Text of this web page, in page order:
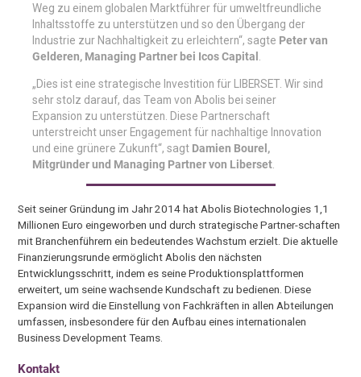
Weg zu einem globalen Marktführer für umweltfreundliche
Inhaltsstoffe zu unterstützen und so den Übergang der
Industrie zur Nachhaltigkeit zu erleichtern“, sagte Peter van
Gelderen, Managing Partner bei Icos Capital
„Dies ist eine strategische Investition für LIBERSET. Wir sind
sehr stolz darauf, das Team von Abolis bei seiner
Expansion zu unterstützen. Diese Partnerschaft
unterstreicht unser Engagement für nachhaltige Innovation
und eine grünere Zukunft“, sagt Damien Bourel,
Mitgründer und Managing Partner von Liberset
Seit seiner Gründung im Jahr 2014 hat Abolis Biotechnologies 1,1
Millionen Euro eingeworben und durch strategische Partner-schaften
mit Branchenführern ein bedeutendes Wachstum erzielt. Die aktuelle
Finanzierungsrunde ermöglicht Abolis den nächsten
Entwicklungsschritt, indem es seine Produktionsplattformen
erweitert, um seine wachsende Kundschaft zu bedienen. Diese
Expansion wird die Einstellung von Fachkräften in allen Abteilungen
umfassen, insbesondere für den Aufbau eines internationalen
Business Development Teams.
Kontakt